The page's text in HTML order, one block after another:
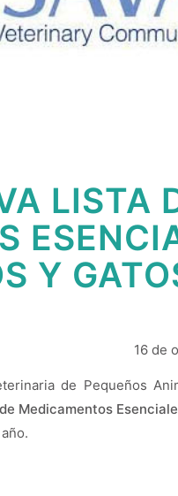
LISTA
Y
16 de
de Pequeños
Medicamentos